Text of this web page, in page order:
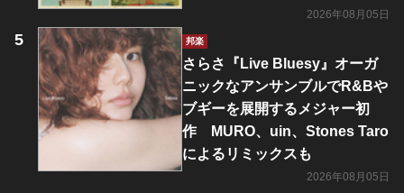
2026年08月05日
邦楽
さらさ『Live Bluesy』オーガ
ニックなアンサンブルでR&Bや
ブギーを展開するメジャー初
作 MURO、uin、Stones Taro
によるリミックスも
2026年08月05日